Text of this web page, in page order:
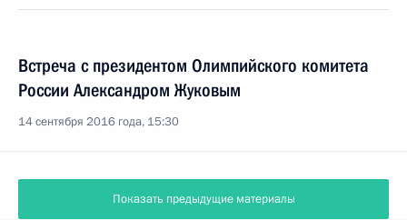
Встреча с президентом Олимпийского комитета
России Александром Жуковым
14 сентября 2016 года, 15:30
Показать предыдущие материалы